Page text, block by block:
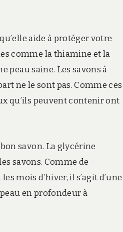
aide à protéger votre
comme la thiamine et la
peau saine. Les savons à
ne le sont pas. Comme ces
qu’ils peuvent contenir ont
savon. La glycérine
savons. Comme de
mois d’hiver, il s’agit d’une
en profondeur à